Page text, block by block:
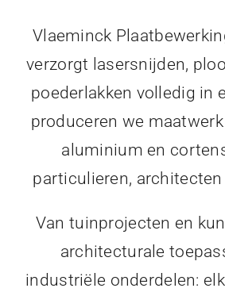
Vlaeminck
verzorgt lasersnijden,
poederlakken volledig in
produceren we
aluminium en
particulieren, architecten
Van tuinprojecten en
architecturale
industriële onderdelen: